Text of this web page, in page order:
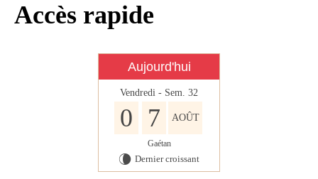
Accès rapide
Aujourd'hui
Vendredi - Sem. 32
0 7 AOÛT
Gaétan
V Dernier croissant